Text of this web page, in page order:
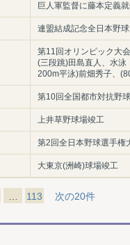
巨人軍監督に藤本定義
連盟結成記念全日本野
第11回オリンピック大
(三段跳)田島直人、水
200m平泳)前畑秀子、
第10回全国都市対抗野
上井草野球場竣工
第2回全日本野球選手権
大東京(洲崎)球場竣工
113 次の20件